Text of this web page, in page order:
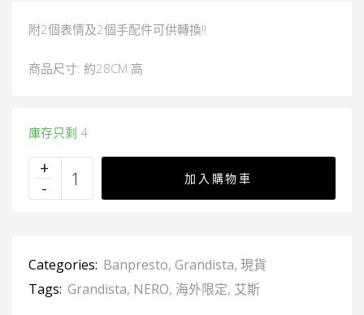
附2個表情及2個手配件可供轉換!!
商品尺寸: 約28CM 高
庫存只剩 4
加入購物車
Categories: Banpresto, Grandista, 現貨
Tags: Grandista, NERO, 海外限定, 艾斯